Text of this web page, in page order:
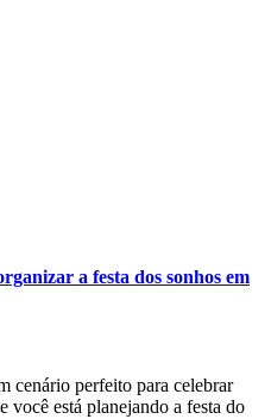
a festa dos sonhos em
cenário perfeito para celebrar
você está planejando a festa do